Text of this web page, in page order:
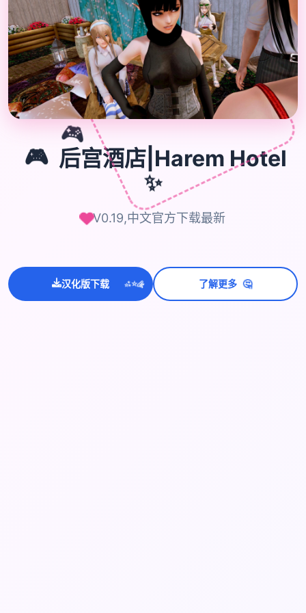
🎮
🎮 后宫酒店|Harem Hotel
✨
V0.19,中文官方下载最新
汉化版下载 ✨⭐💫 了解更多 🤔